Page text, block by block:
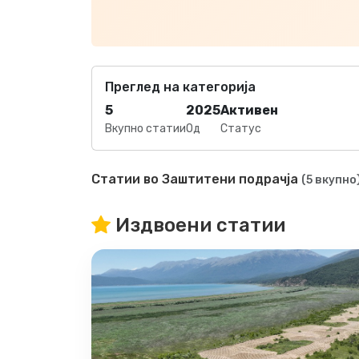
Преглед на категорија
5
Вкупно статии
2025
Од
Активен
Статус
Статии во Заштитени подрачја (5
Издвоени статии